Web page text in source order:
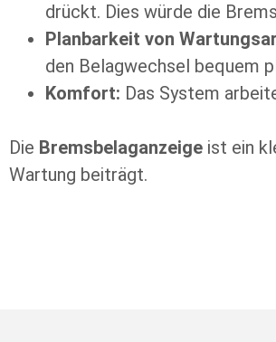
drückt. Dies würde die
Planbarkeit von
den Belagwechsel bequem
Komfort: Das System
Die Bremsbelaganzeige ist ein
Wartung beiträgt.